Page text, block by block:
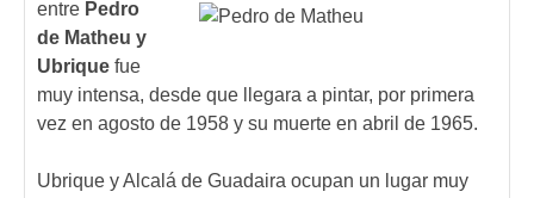
entre Pedro
de Matheu y
Ubrique fue
muy intensa, desde que llegara a pintar, por primera
vez en agosto de 1958 y su muerte en abril de 1965.
Ubrique y Alcalá de Guadaira ocupan un lugar muy